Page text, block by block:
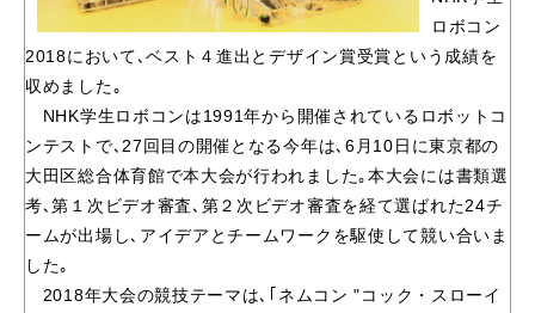
ロボコン
2018において､ベスト４進出とデザイン賞受賞という成績を
収めました｡
NHK学生ロボコンは1991年から開催されているロボットコ
ンテストで､27回目の開催となる今年は､6月10日に東京都の
大田区総合体育館で本大会が行われました｡本大会には書類選
考､第１次ビデオ審査､第２次ビデオ審査を経て選ばれた24チ
ームが出場し､アイデアとチームワークを駆使して競い合いま
した｡
2018年大会の競技テーマは､｢ネムコン "コック・スローイ